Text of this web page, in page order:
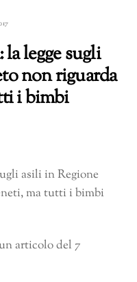
legge sugli
non riguarda
i bimbi
asili in Regione
ma tutti i bimbi
articolo del 7